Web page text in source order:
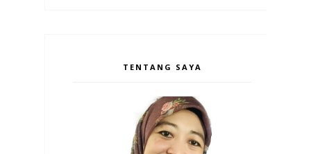
TENTANG SAYA